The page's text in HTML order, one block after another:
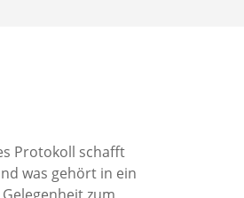
Protokoll schafft
was gehört in ein